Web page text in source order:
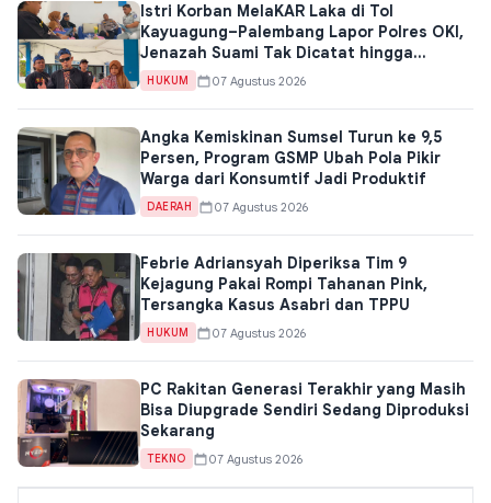
Istri Korban MelaKAR Laka di Tol
Kayuagung–Palembang Lapor Polres OKI,
Jenazah Suami Tak Dicatat hingga
Santunan Jasa Raharja Terhambat
HUKUM 07 Agustus 2026
Angka Kemiskinan Sumsel Turun ke 9,5
Persen, Program GSMP Ubah Pola Pikir
Warga dari Konsumtif Jadi Produktif
DAERAH 07 Agustus 2026
Febrie Adriansyah Diperiksa Tim 9
Kejagung Pakai Rompi Tahanan Pink,
Tersangka Kasus Asabri dan TPPU
HUKUM 07 Agustus 2026
PC Rakitan Generasi Terakhir yang Masih
Bisa Diupgrade Sendiri Sedang Diproduksi
Sekarang
TEKNO 07 Agustus 2026